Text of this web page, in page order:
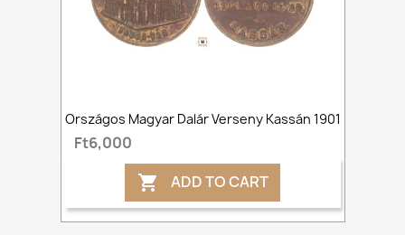
Országos Magyar Dalár Verseny Kassán 1901
Ft6,000
 ADD TO CART